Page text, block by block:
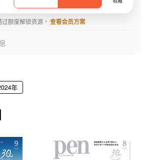
额度解锁资源， 查看会员方案
年